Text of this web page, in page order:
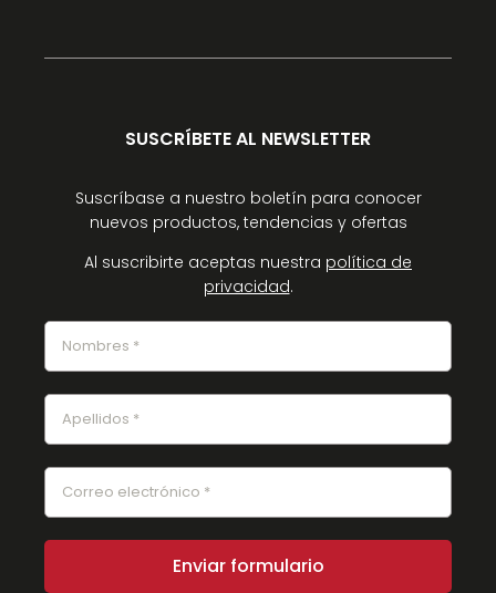
SUSCRÍBETE AL NEWSLETTER
Suscríbase a nuestro boletín para conocer
nuevos productos, tendencias y ofertas
Al suscribirte aceptas nuestra política de
privacidad.